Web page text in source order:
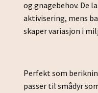
og gnagebehov. De
aktivisering, mens
skaper variasjon i
Perfekt som
passer til smådyr